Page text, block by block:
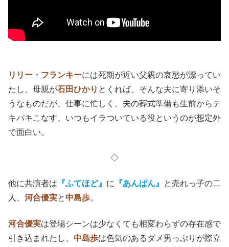
リリー・フランキーには死期が近い父親の哀愁が漂ってい
たし、母親が石田ひかり とくれば、そんな夫に寄り添いそ
うなものだが、仕事に忙しく、夫の葬式準備も生前からテ
キパキこなす、いつもイラついている役というのが想定外
で面白い。
◇
他に共演者は 『ふてほど』 に 『あんぱん』
と売れっ子の二
人、 河合優実と中島歩。
河合優実は登場シーンは少なくても相変わらずの存在感で
引き込まれたし、 中島歩は色気のあるダメ男っぷりが際立